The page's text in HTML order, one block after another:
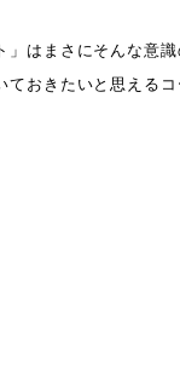
」はまさにそんな意
ておきたいと思えるコ